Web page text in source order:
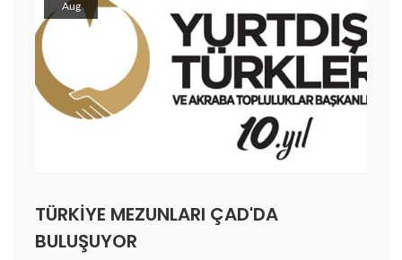
Aug
TÜRKİYE MEZUNLARI ÇAD'DA
BULUŞUYOR